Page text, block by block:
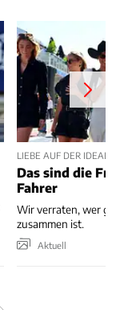
LIEBE AUF DER
Das sind die
Fahrer
Wir verraten, wer
zusammen ist.
Aktuell